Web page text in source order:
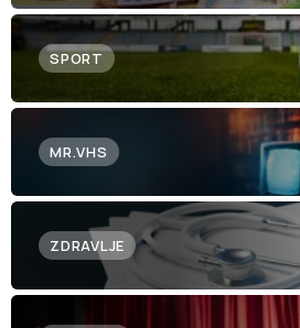
SPORT
MR.VHS
ZDRAVLJE